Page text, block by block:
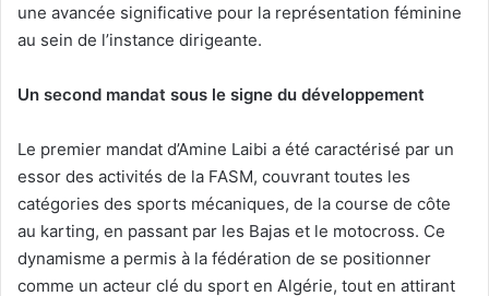
une avancée significative pour la représentation féminine
au sein de l’instance dirigeante.
Un second mandat sous le signe du développement
Le premier mandat d’Amine Laibi a été caractérisé par un
essor des activités de la FASM, couvrant toutes les
catégories des sports mécaniques, de la course de côte
au karting, en passant par les Bajas et le motocross. Ce
dynamisme a permis à la fédération de se positionner
comme un acteur clé du sport en Algérie, tout en attirant